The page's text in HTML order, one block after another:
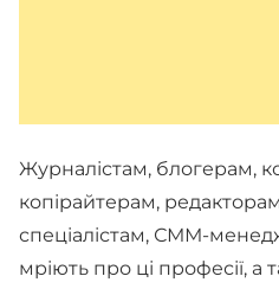
Журналістам, блогерам,
копірайтерам,
спеціалістам, СММ-
мріють про ці професії, а